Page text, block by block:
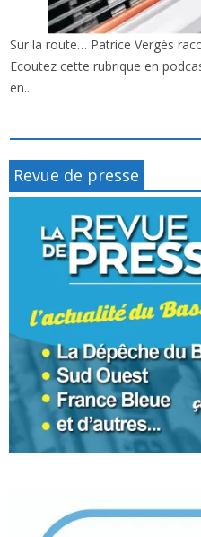
SUR LA ROUTE : LA
Sur la route… Patrice Vergès
Ecoutez cette rubrique en
en...
Revue de presse